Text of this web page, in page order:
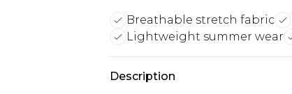
Breathable stretch fabric
Lightweight summer wear
Description